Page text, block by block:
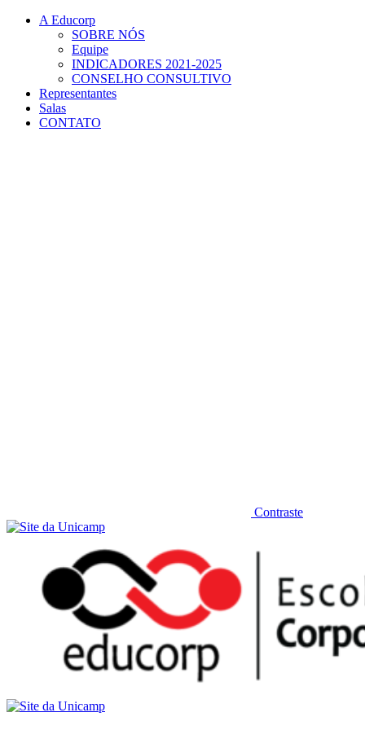
Conteúdo principal
A Educorp
SOBRE NÓS
Equipe
INDICADORES 2021-2025
CONSELHO CONSULTIVO
Representantes
Salas
CONTATO
Contraste